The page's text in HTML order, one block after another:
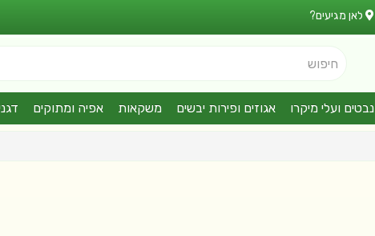
לאן מגיעים?
חיפוש
נבטים ועלי מיקרו אגוזים ופירות יבשים משקאות אפיה ומתוקים